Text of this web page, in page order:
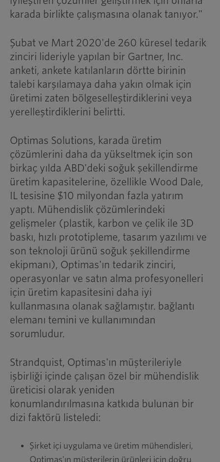
karada birlikte çalışmasına olanak tanıyor."
Şubat ve Mart 2020'de 260 küresel tedarik
zinciri lideriyle yapılan bir Gartner, Inc.
anketi, ankete katılanların dörtte birinin
talebi karşılamaya daha yakın olmak için
üretimi zaten bölgeselleştirdiklerini veya
yerelleştirdiklerini belirtti.
Optimas Solutions, karada üretim
çözümlerini daha da yükseltmek için son
birkaç yılda ABD'deki soğuk şekillendirme
üretim kapasitelerine, özellikle Wood Dale,
IL tesisine $10 milyondan fazla yatırım
yaptı. Mühendislik çözümlerindeki
gelişmeler (plastik, karbon ve çelik ile 3D
baskı, hızlı prototipleme, tasarım yazılımı ve
son teknoloji ürünü soğuk şekillendirme
ekipmanı), Optimas'ın tedarik zinciri,
operasyonlar ve satın alma profesyonelleri
için üretim kapasitesini daha iyi
kullanmasına olanak sağlamıştır. bağlantı
elemanı temini ve kullanımından
sorumludur.
Strandquist, Optimas'ın müşterileriyle
işbirliği içinde çalışan özel bir mühendislik
üreticisi olarak yeniden
konumlandırılmasına katkıda bulunan bir
dizi faktörü listeledi:
Şirket içi uygulama ve üretim mühendisleri,
Optimas'ın müşterilerin ürünleri için doğru